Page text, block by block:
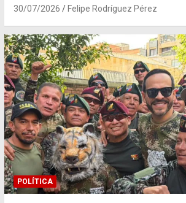
30/07/2026 Felipe Rodríguez Pérez
POLÍTICA